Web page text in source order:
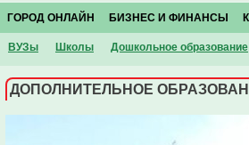
ГОРОД ОНЛАЙН БИЗНЕС И ФИНАНСЫ
ВУЗы Школы Дошкольное образование
ДОПОЛНИТЕЛЬНОЕ